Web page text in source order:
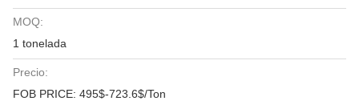
MOQ:
1 tonelada
Precio:
FOB PRICE: 495$-723.6$/Ton